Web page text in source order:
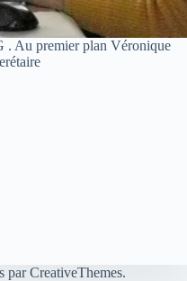
. Au premier plan Véronique
parCreativeThemes.